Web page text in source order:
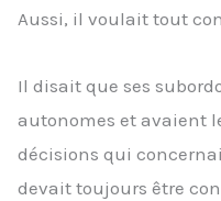
Aussi, il voulait tout
Il disait que ses
autonomes et avaient
décisions qui
devait toujours être